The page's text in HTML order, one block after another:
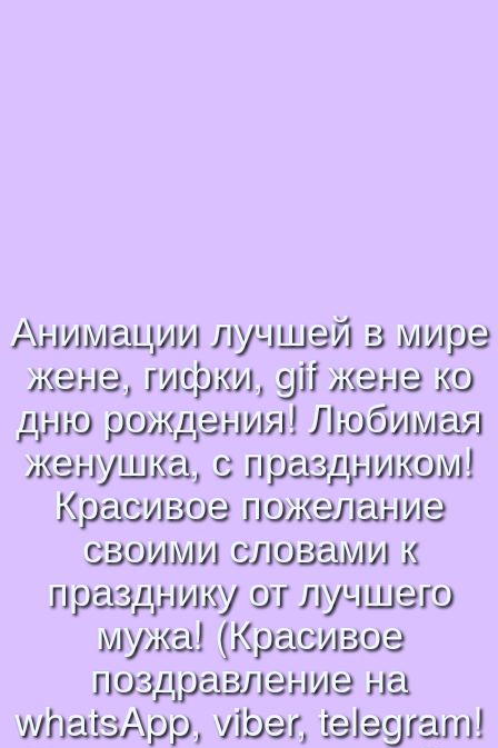
Анимации лучшей в мире
жене, гифки, gif жене ко
дню рождения! Любимая
женушка, с праздником!
Красивое пожелание
своими словами к
празднику от лучшего
мужа! (Красивое
поздравление на
whatsApp, viber, telegram!